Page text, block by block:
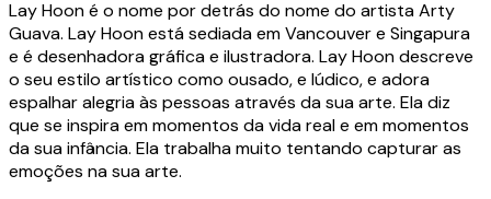
Lay Hoon é o nome por detrás do nome do artista Arty
Guava. Lay Hoon está sediada em Vancouver e Singapura
e é desenhadora gráfica e ilustradora. Lay Hoon descreve
o seu estilo artístico como ousado, e lúdico, e adora
espalhar alegria às pessoas através da sua arte. Ela diz
que se inspira em momentos da vida real e em momentos
da sua infância. Ela trabalha muito tentando capturar as
emoções na sua arte.